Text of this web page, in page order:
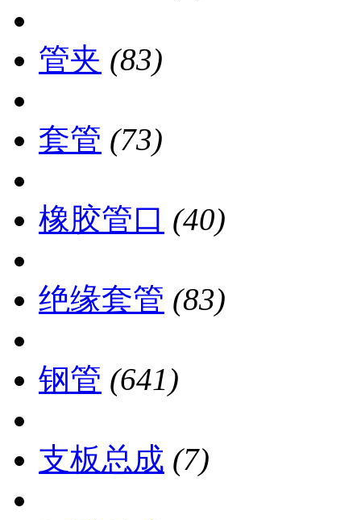
管夹 (83)
套管 (73)
橡胶管口 (40)
绝缘套管 (83)
钢管 (641)
支板总成 (7)